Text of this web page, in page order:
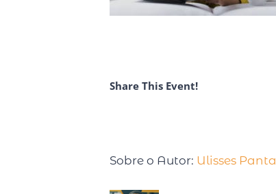
Share This Event!
Sobre o Autor: Ulisses Panta